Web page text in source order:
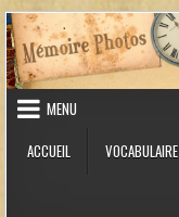
Skip to content
MENU
ACCUEIL
VOCABULAIRE